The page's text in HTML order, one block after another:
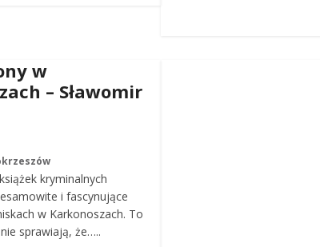
w
– Sławomir
kryminalnych
i fascynujące
w Karkonoszach. To
sprawiają, że…..